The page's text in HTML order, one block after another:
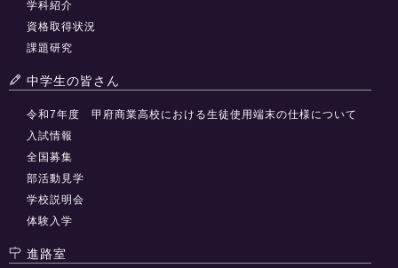
学科紹介
資格取得状況
課題研究
中学生の皆さん
令和7年度 甲府商業高校における生徒使用端末の仕様について
入試情報
全国募集
部活動見学
学校説明会
体験入学
進路室